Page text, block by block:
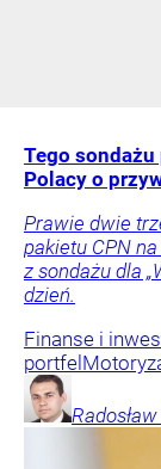
Tego
Polacy o
Prawie dwie
pakietu CPN
z sondażu dla
dzień.
Finanse i
portfel
Radosław